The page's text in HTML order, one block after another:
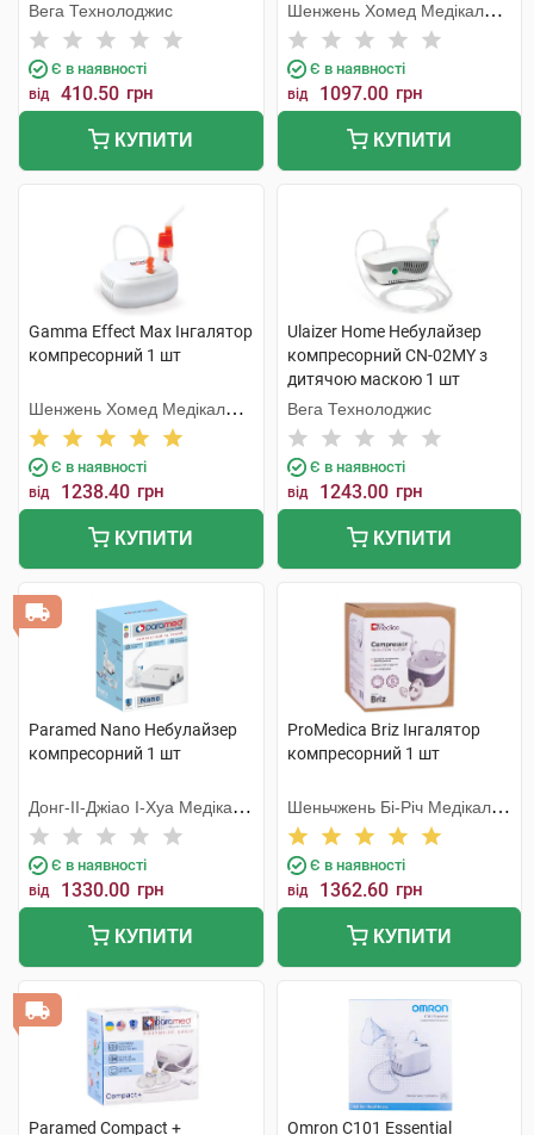
Вега Технолоджис
Є в наявності
від 410.50 грн
КУПИТИ
Шенжень Хомед Медікал
Девайс
Є в наявності
від 1097.00 грн
КУПИТИ
Gamma Effect Max Інгалятор
компресорний 1 шт
Шенжень Хомед Медікал
Девайс
Є в наявності
від 1238.40 грн
КУПИТИ
Ulaizer Home Небулайзер
компресорний CN-02MY з
дитячою маскою 1 шт
Вега Технолоджис
Є в наявності
від 1243.00 грн
КУПИТИ
Paramed Nano Небулайзер
компресорний 1 шт
Донг-ІІ-Джіао І-Хуа Медікал
Еквіпмент
Є в наявності
від 1330.00 грн
КУПИТИ
ProMedica Briz Інгалятор
компресорний 1 шт
Шеньчжень Бі-Річ Медікал
Девайсес Ко
Є в наявності
від 1362.60 грн
КУПИТИ
Paramed Compact +
Omron C101 Essential